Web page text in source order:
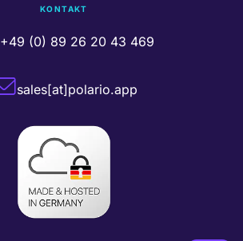
KONTAKT
+49 (0) 89 26 20 43 469
sales[at]polario.app